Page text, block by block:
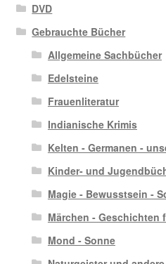
DVD
Gebrauchte Bücher
Allgemeine Sachbücher
Edelsteine
Frauenliteratur
Indianische Krimis
Kelten - Germanen -
Kinder- und
Magie - Bewusstsein -
Märchen - Geschichten
Mond - Sonne